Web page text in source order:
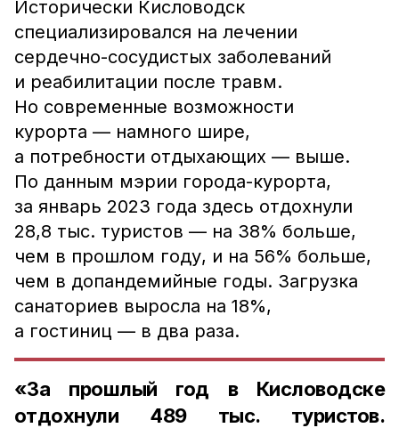
Исторически Кисловодск
специализировался на лечении
сердечно-сосудистых заболеваний
и реабилитации после травм.
Но современные возможности
курорта — намного шире,
а потребности отдыхающих — выше.
По данным мэрии города-курорта,
за январь 2023 года здесь отдохнули
28,8 тыс. туристов — на 38% больше,
чем в прошлом году, и на 56% больше,
чем в допандемийные годы. Загрузка
санаториев выросла на 18%,
а гостиниц — в два раза.
«За прошлый год в Кисловодске
отдохнули 489 тыс. туристов.